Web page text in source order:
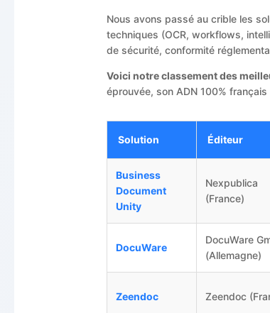
Nous avons passé au crible les
techniques (OCR, workflows,
de sécurité, conformité
Voici notre classement des
éprouvée, son ADN 100%
Solution Éditeur
Business
Document
Unity
Nexpublica
(France)
DocuWare
DocuWare
(Allemagne)
Zeendoc Zeendoc